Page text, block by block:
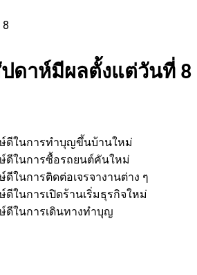
8
ดาห์มีผลตั้งแต่วันที่ 8
ษ์ดีในการทำบุญขึ้นบ้านใหม่
ดีในการซื้อรถยนต์คันใหม่
ษ์ดีในการติดต่อเจรจางานต่าง ๆ
ษ์ดีในการเปิดร้านเริ่มธุรกิจใหม่
ดีในการเดินทางทำบุญ